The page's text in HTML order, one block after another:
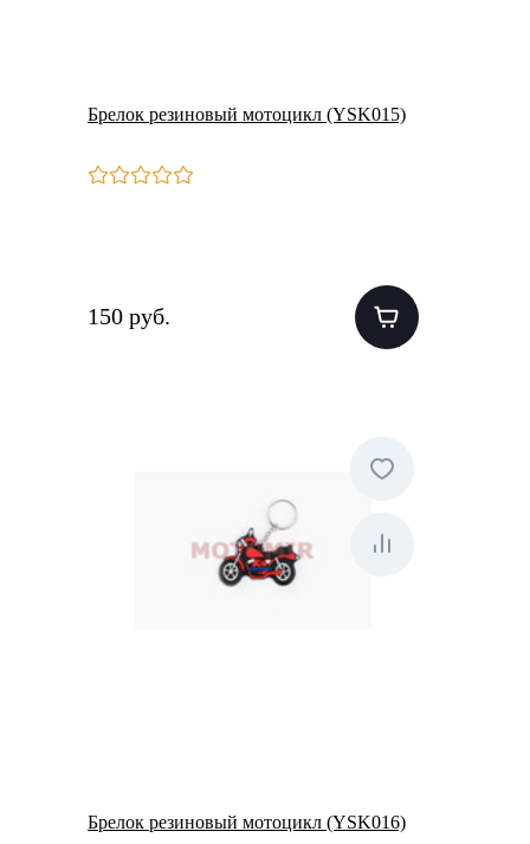
Брелок резиновый мотоцикл (YSK015)
150 руб.
Брелок резиновый мотоцикл (YSK016)